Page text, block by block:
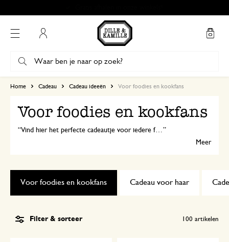
Home Cadeau Cadeau ideeën Voor foodies en kookfans
Voor foodies en kookfans
Vind hier het perfecte cadeautje voor iedere foodie en kookliefhebber. Ontdek ons assortiment van smaakvolle cadeautjes en handige keukenspullen om elke thuiskok mee te verrassen.
Meer
Cadeau voor haar
Voor foodies en kookfans
Filter & sorteer 100 artikelen